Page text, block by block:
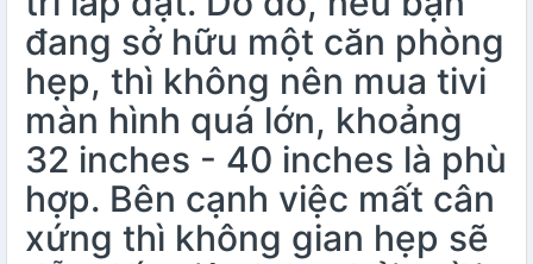
đang sở hữu một căn phòng
hẹp, thì không nên mua tivi
màn hình quá lớn, khoảng
32 inches - 40 inches là phù
hợp. Bên cạnh việc mất cân
xứng thì không gian hẹp sẽ